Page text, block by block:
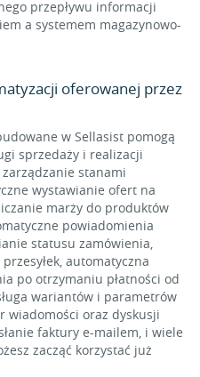
przepływu informacji
a systemem magazynowo-
oferowanej przez
w Sellasist pomogą
sprzedaży i realizacji
stanami
wystawianie ofert na
marży do produktów
powiadomienia
statusu zamówienia,
automatyczna
po otrzymaniu płatności od
wariantów i parametrów
wiadomości oraz dyskusji
faktury e-mailem, i wiele
zacząć korzystać już